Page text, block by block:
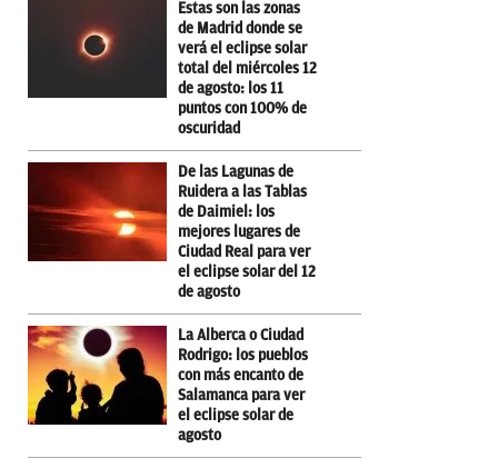
Estas son las zonas
de Madrid donde se
verá el eclipse solar
total del miércoles 12
de agosto: los 11
puntos con 100% de
oscuridad
De las Lagunas de
Ruidera a las Tablas
de Daimiel: los
mejores lugares de
Ciudad Real para ver
el eclipse solar del 12
de agosto
La Alberca o Ciudad
Rodrigo: los pueblos
con más encanto de
Salamanca para ver
el eclipse solar de
agosto